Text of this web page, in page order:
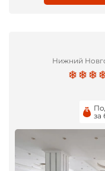
Нижний
за